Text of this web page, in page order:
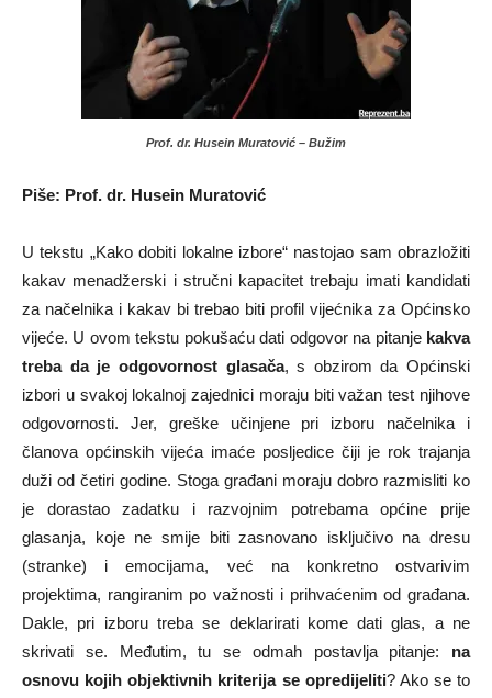
Prof. dr. Husein Muratović – Bužim
Piše: Prof. dr. Husein Muratović
U tekstu „Kako dobiti lokalne izbore“ nastojao sam obrazložiti
kakav menadžerski i stručni kapacitet trebaju imati kandidati
za načelnika i kakav bi trebao biti profil vijećnika za Općinsko
vijeće. U ovom tekstu pokušaću dati odgovor na pitanje kakva
treba da je odgovornost glasača, s obzirom da Općinski
izbori u svakoj lokalnoj zajednici moraju biti važan test njihove
odgovornosti. Jer, greške učinjene pri izboru načelnika i
članova općinskih vijeća imaće posljedice čiji je rok trajanja
duži od četiri godine. Stoga građani moraju dobro razmisliti ko
je dorastao zadatku i razvojnim potrebama općine prije
glasanja, koje ne smije biti zasnovano isključivo na dresu
(stranke) i emocijama, već na konkretno ostvarivim
projektima, rangiranim po važnosti i prihvaćenim od građana.
Dakle, pri izboru treba se deklarirati kome dati glas, a ne
skrivati se. Međutim, tu se odmah postavlja pitanje: na
osnovu kojih objektivnih kriterija se opredijeliti? Ako se to